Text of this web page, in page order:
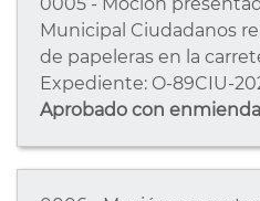
Municipal Ciudadanos
de papeleras en la
Expediente: O-89CIU-
Aprobado con